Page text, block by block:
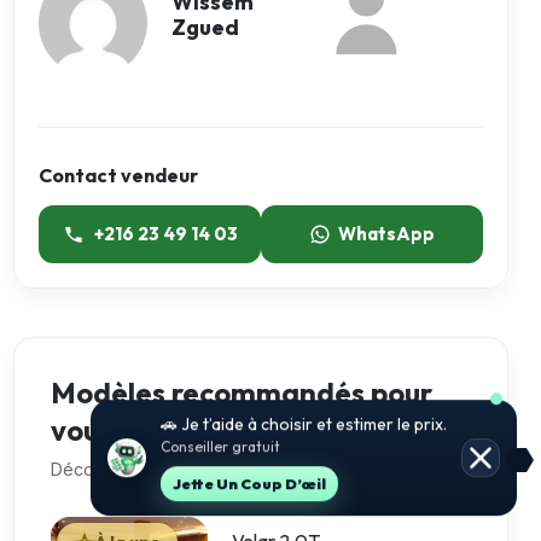
Zgued
Contact vendeur
+216 23 49 14 03 WhatsApp
Modèles recommandés pour
vous
Découvre 5 autres voitures que vous pourriez aimer
🚗 Je t’aide à choisir et estimer le prix.
Conseiller gratuit
Jette Un Coup D’œil